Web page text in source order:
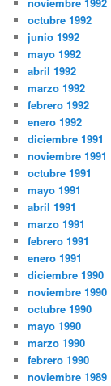
noviembre 1992
octubre 1992
junio 1992
mayo 1992
abril 1992
marzo 1992
febrero 1992
enero 1992
diciembre 1991
noviembre 1991
octubre 1991
mayo 1991
abril 1991
marzo 1991
febrero 1991
enero 1991
diciembre 1990
noviembre 1990
octubre 1990
mayo 1990
marzo 1990
febrero 1990
noviembre 1989